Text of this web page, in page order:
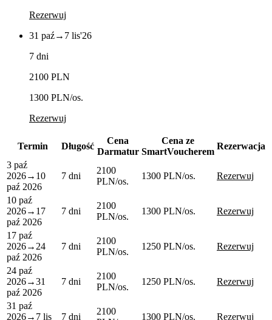
Rezerwuj
31 paź→ 7 lis'26
7 dni
2100 PLN
1300 PLN/os.
Rezerwuj
Termin Długość
Cena
Darmatur
Cena ze
SmartVoucherem
Rezerwacja
3 paź
2026→ 10
paź 2026
7 dni
2100
PLN/os.
1300 PLN/os. Rezerwuj
10 paź
2026→ 17
paź 2026
7 dni
2100
PLN/os.
1300 PLN/os. Rezerwuj
17 paź
2026→ 24
paź 2026
7 dni
2100
PLN/os.
1250 PLN/os. Rezerwuj
24 paź
2026→31
paź 2026
7 dni
2100
PLN/os.
1250 PLN/os. Rezerwuj
31 paź
2026→ 7 lis
7 dni
2100
1300 PLN/os. Rezerwuj